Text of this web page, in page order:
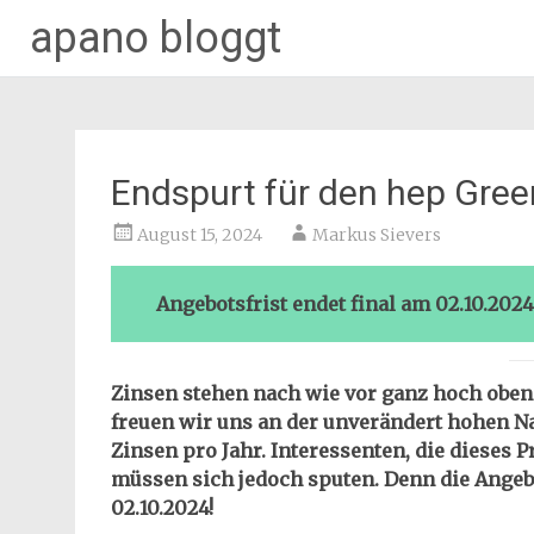
apano bloggt
Endspurt für den hep
August 15, 2024 Markus Sievers
Angebotsfrist endet final am
Zinsen stehen nach wie vor ganz hoch
freuen wir uns an der unverändert hohen
Zinsen pro Jahr. Interessenten, die dieses
müssen sich jedoch sputen. Denn die
02.10.2024!